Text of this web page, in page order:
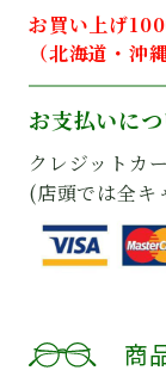
お買い上げ
（北海道・沖
お支払いに
クレジットカ
(店頭では全キ
商